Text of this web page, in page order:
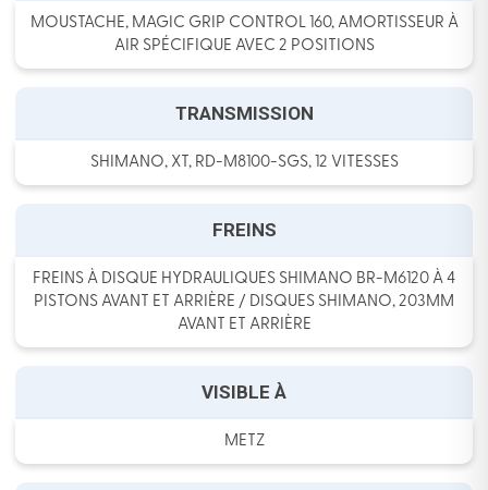
MOUSTACHE, MAGIC GRIP CONTROL 160, AMORTISSEUR À
AIR SPÉCIFIQUE AVEC 2 POSITIONS
TRANSMISSION
SHIMANO, XT, RD-M8100-SGS, 12 VITESSES
FREINS
FREINS À DISQUE HYDRAULIQUES SHIMANO BR-M6120 À 4
PISTONS AVANT ET ARRIÈRE / DISQUES SHIMANO, 203MM
AVANT ET ARRIÈRE
VISIBLE À
METZ